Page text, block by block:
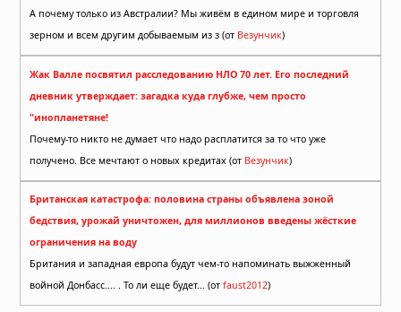
А почему только из Австралии? Мы живём в едином мире и торговля
зерном и всем другим добываемым из з (от Везунчик)
Жак Валле посвятил расследованию НЛО 70 лет. Его последний
дневник утверждает: загадка куда глубже, чем просто
"инопланетяне!
Почему-то никто не думает что надо расплатится за то что уже
получено. Все мечтают о новых кредитах (от Везунчик)
Британская катастрофа: половина страны объявлена зоной
бедствия, урожай уничтожен, для миллионов введены жёсткие
ограничения на воду
Британия и западная европа будут чем-то напоминать выжженный
войной Донбасс.... . То ли еще будет... (от faust2012)